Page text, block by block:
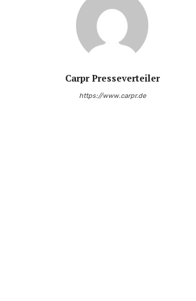
Carpr Presseverteiler
https://www.carpr.de